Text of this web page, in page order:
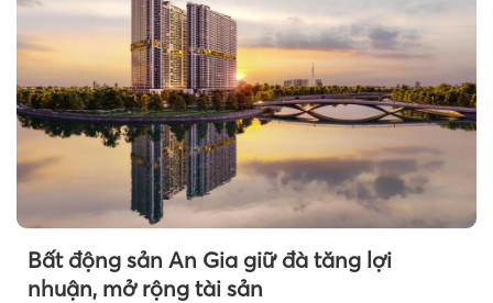
Bất động sản An Gia giữ đà tăng lợi
nhuận, mở rộng tài sản